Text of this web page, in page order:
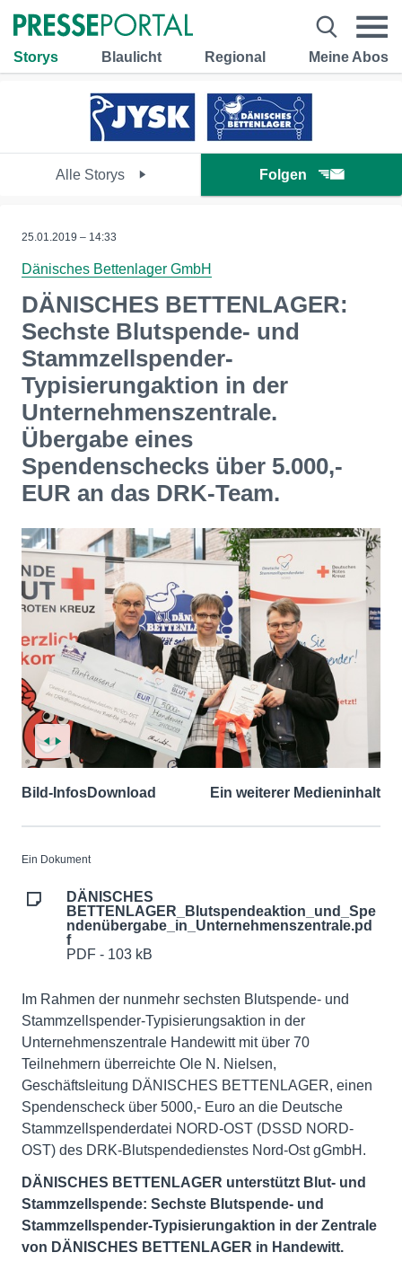
Storys Blaulicht Regional Meine Abos
Alle Storys Folgen
25.01.2019 – 14:33
Dänisches Bettenlager GmbH
DÄNISCHES BETTENLAGER:
Sechste Blutspende- und
Stammzellspender-
Typisierungaktion in der
Unternehmenszentrale.
Übergabe eines
Spendenschecks über 5.000,-
EUR an das DRK-Team.
Bild-InfosDownload Ein weiterer Medieninhalt
Ein Dokument
DÄNISCHES
BETTENLAGER_Blutspendeaktion_und_Spe
ndenübergabe_in_Unternehmenszentrale.pd
f
PDF - 103 kB
Im Rahmen der nunmehr sechsten Blutspende- und
Stammzellspender-Typisierungsaktion in der
Unternehmenszentrale Handewitt mit über 70
Teilnehmern überreichte Ole N. Nielsen,
Geschäftsleitung DÄNISCHES BETTENLAGER, einen
Spendenscheck über 5000,- Euro an die Deutsche
Stammzellspenderdatei NORD-OST (DSSD NORD-
OST) des DRK-Blutspendedienstes Nord-Ost gGmbH.
DÄNISCHES BETTENLAGER unterstützt Blut- und
Stammzellspende: Sechste Blutspende- und
Stammzellspender-Typisierungaktion in der Zentrale
von DÄNISCHES BETTENLAGER in Handewitt.